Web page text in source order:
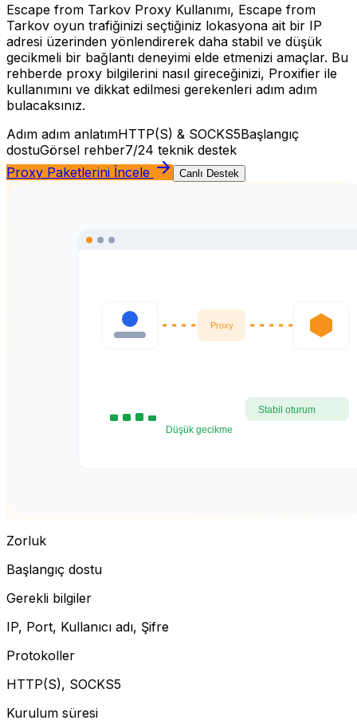
Escape from Tarkov Proxy Kullanımı, Escape from
Tarkov oyun trafiğinizi seçtiğiniz lokasyona ait bir IP
adresi üzerinden yönlendirerek daha stabil ve düşük
gecikmeli bir bağlantı deneyimi elde etmenizi amaçlar. Bu
rehberde proxy bilgilerini nasıl gireceğinizi, Proxifier ile
kullanımını ve dikkat edilmesi gerekenleri adım adım
bulacaksınız.
Adım adım anlatımHTTP(S) & SOCKS5Başlangıç
dostuGörsel rehber7/24 teknik destek
Proxy Paketlerini İncele
Canlı Destek
Zorluk
Başlangıç dostu
Gerekli bilgiler
IP, Port, Kullanıcı adı, Şifre
Protokoller
HTTP(S), SOCKS5
Kurulum süresi